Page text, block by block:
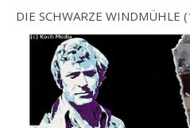
DIE SCHWARZE WINDMÜHLE